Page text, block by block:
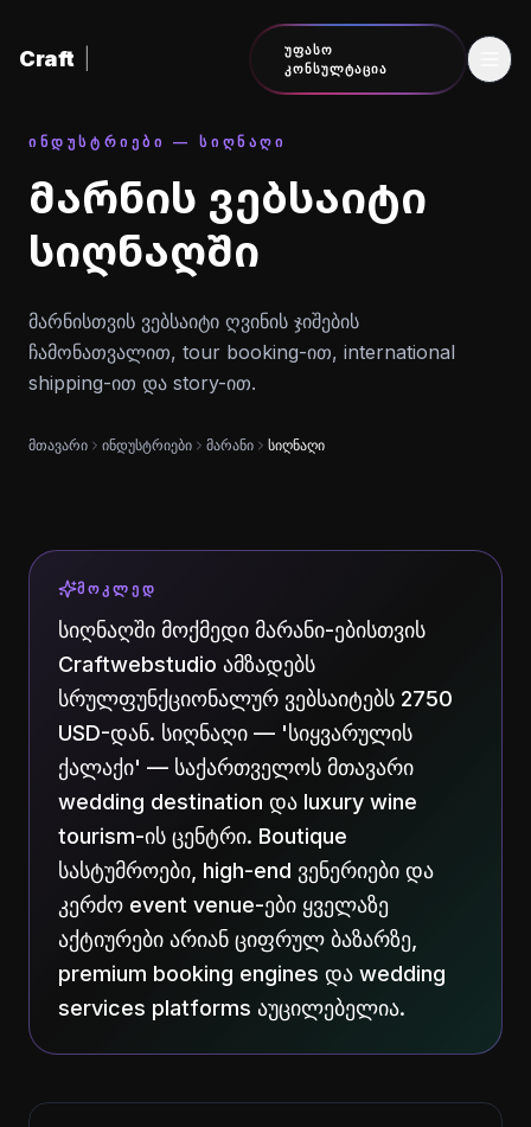
Craft
ᲣᲤᲐᲡᲝ
ᲙᲝᲜᲡᲣᲚᲢᲐᲪᲘᲐ
ᲘᲜᲓᲣᲡᲢᲠᲘᲔᲑᲘ — ᲡᲘᲦᲜᲐᲦᲘ
მარნის ვებსაიტი
სიღნაღში
მარნისთვის ვებსაიტი ღვინის ჯიშების
ჩამონათვალით, tour booking-ით, international
shipping-ით და story-ით.
მთავარი ინდუსტრიები მარანი სიღნაღი
ᲛᲝᲙᲚᲔᲓ
სიღნაღში მოქმედი მარანი-ებისთვის
Craftwebstudio ამზადებს
სრულფუნქციონალურ ვებსაიტებს 2750
USD-დან. სიღნაღი — 'სიყვარულის
ქალაქი' — საქართველოს მთავარი
wedding destination და luxury wine
tourism-ის ცენტრი. Boutique
სასტუმროები, high-end ვენერიები და
კერძო event venue-ები ყველაზე
აქტიურები არიან ციფრულ ბაზარზე,
premium booking engines და wedding
services platforms აუცილებელია.